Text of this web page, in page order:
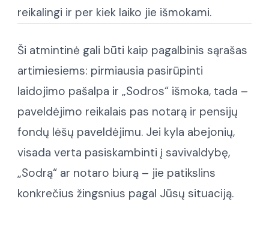
reikalingi ir per kiek laiko jie išmokami.
Ši atmintinė gali būti kaip pagalbinis sąrašas
artimiesiems: pirmiausia pasirūpinti
laidojimo pašalpa ir „Sodros“ išmoka, tada –
paveldėjimo reikalais pas notarą ir pensijų
fondų lėšų paveldėjimu. Jei kyla abejonių,
visada verta pasiskambinti į savivaldybę,
„Sodrą“ ar notaro biurą – jie patikslins
konkrečius žingsnius pagal Jūsų situaciją.